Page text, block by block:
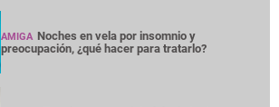
AMIGA Noches en vela por insomnio y
preocupación, ¿qué hacer para tratarlo?